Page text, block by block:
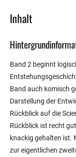
Inhalt
Band 2 beginnt
Band auch komisch
Darstellung der
Rückblick auf die
Rückblick ist recht
knackig gehalten ist.
zur eigentlichen